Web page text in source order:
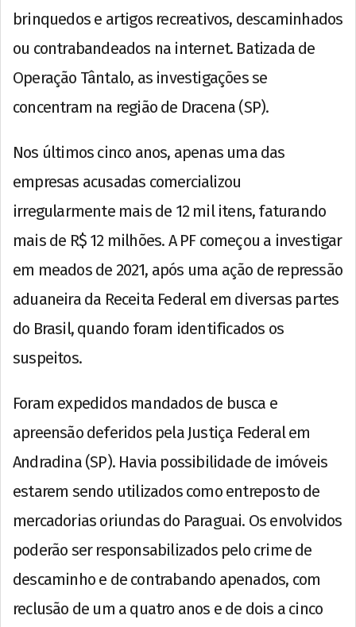
brinquedos e artigos recreativos, descaminhados
ou contrabandeados na internet. Batizada de
Operação Tântalo, as investigações se
concentram na região de Dracena (SP).
Nos últimos cinco anos, apenas uma das
empresas acusadas comercializou
irregularmente mais de 12 mil itens, faturando
mais de R$ 12 milhões. A PF começou a investigar
em meados de 2021, após uma ação de repressão
aduaneira da Receita Federal em diversas partes
do Brasil, quando foram identificados os
suspeitos.
Foram expedidos mandados de busca e
apreensão deferidos pela Justiça Federal em
Andradina (SP). Havia possibilidade de imóveis
estarem sendo utilizados como entreposto de
mercadorias oriundas do Paraguai. Os envolvidos
poderão ser responsabilizados pelo crime de
descaminho e de contrabando apenados, com
reclusão de um a quatro anos e de dois a cinco